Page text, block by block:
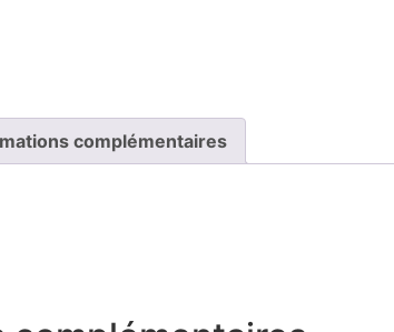
complémentaires